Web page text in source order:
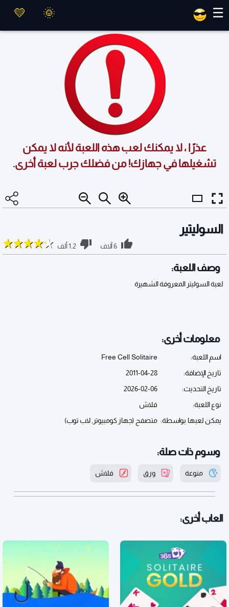
☰
عذرًا ، لا يمكنك لعب هذه اللعبة لأنه لا يمكن
تشغيلها في جهازك! من فضلك جرب لعبة أخرى.
السوليتير
6 آلاف 1.2 ألف
وصف اللعبة:
لعبة السوليتر المعروفة الشهيرة
معلومات أخرى:
اسم اللعبة:
Free Cell Solitaire
تاريخ الإضافة:
2011-04-28
تاريخ التحديث:
2026-02-06
نوع اللعبة:
فلاش
يمكن لعبها بواسطة: متصفح (جهاز كومبيوتر, لاب توب)
وسوم ذات صلة:
منوعة ورق فلاش
العاب أخرى: